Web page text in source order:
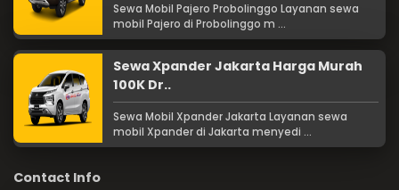
Sewa Mobil Pajero Probolinggo Layanan sewa
mobil Pajero di Probolinggo m ...
Sewa Xpander Jakarta Harga Murah
100K Dr..
Sewa Mobil Xpander Jakarta Layanan sewa
mobil Xpander di Jakarta menyedi ...
Contact Info